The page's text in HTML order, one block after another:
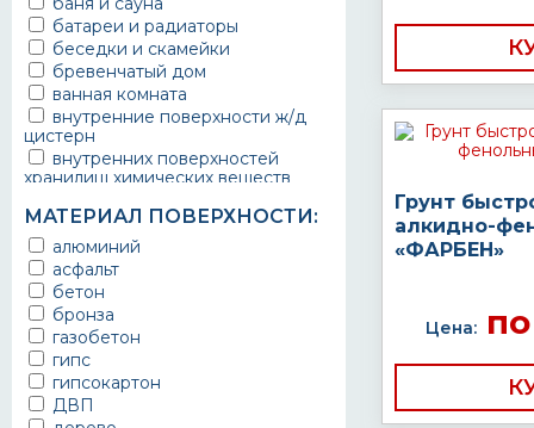
батареи и радиаторы
беседки и скамейки
бревенчатый дом
ванная комната
внутренние поверхности ж/д
цистерн
внутренних поверхностей
хранилищ химических веществ
ворота
выхлопные системы
автомобилей
газопроводы
гараж
гидротехнические сооружения
городской транспорт
грузовые вагоны
двери металлические
детали двигателей
МАТЕРИАЛ ПОВЕРХНОСТИ:
алюминий
асфальт
бетон
бронза
газобетон
гипс
гипсокартон
ДВП
Грунт
алкидно-
«ФАРБЕН»
Цена:по